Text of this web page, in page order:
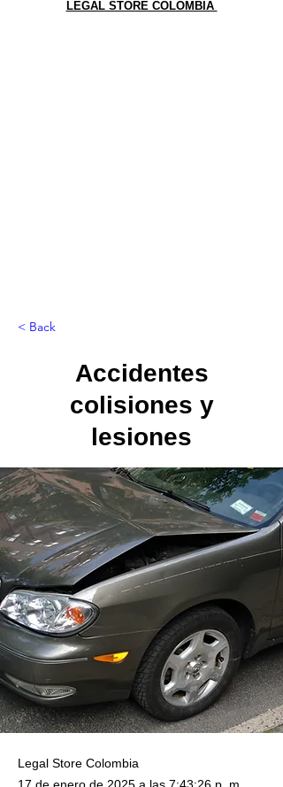
LEGAL STORE COLOMBIA
< Back
Accidentes
colisiones y
lesiones
Legal Store Colombia